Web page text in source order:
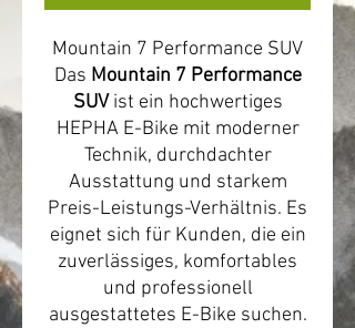
Mountain 7 Performance SUV
Das Mountain 7 Performance
SUVist ein hochwertiges
HEPHA E-Bike mit moderner
Technik, durchdachter
Ausstattung und starkem
Preis-Leistungs-Verhältnis. Es
eignet sich für Kunden, die ein
zuverlässiges, komfortables
und professionell
ausgestattetes E-Bike suchen.